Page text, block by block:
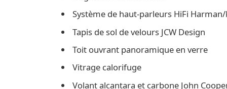
Système de haut-parleurs HiFi
Tapis de sol de velours JCW Design
Toit ouvrant panoramique en verre
Vitrage calorifuge
Volant alcantara et carbone John